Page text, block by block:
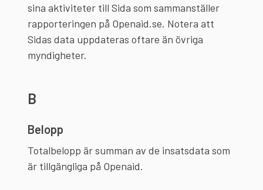
sina aktiviteter till Sida som sammanställer
rapporteringen på Openaid.se. Notera att
Sidas data uppdateras oftare än övriga
myndigheter.
B
Belopp
Totalbelopp är summan av de insatsdata som
är tillgängliga på Openaid.